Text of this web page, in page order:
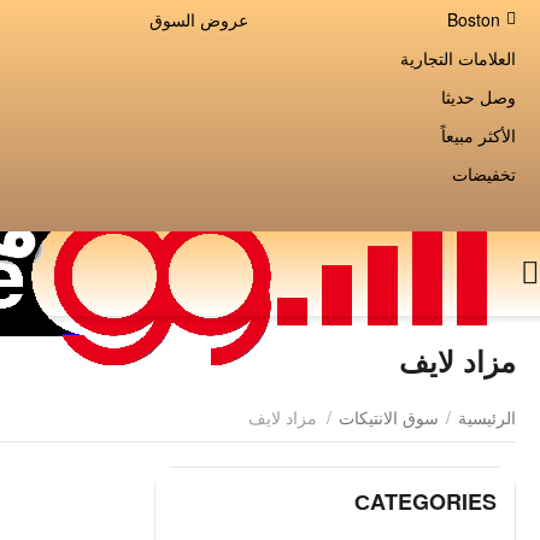
Boston
عروض السوق
العلامات التجارية
وصل حديثا
الأكثر مبيعاً
تخفيضات
مزاد لايف
الرئيسية / سوق الانتيكات / مزاد لايف
СATEGORIES